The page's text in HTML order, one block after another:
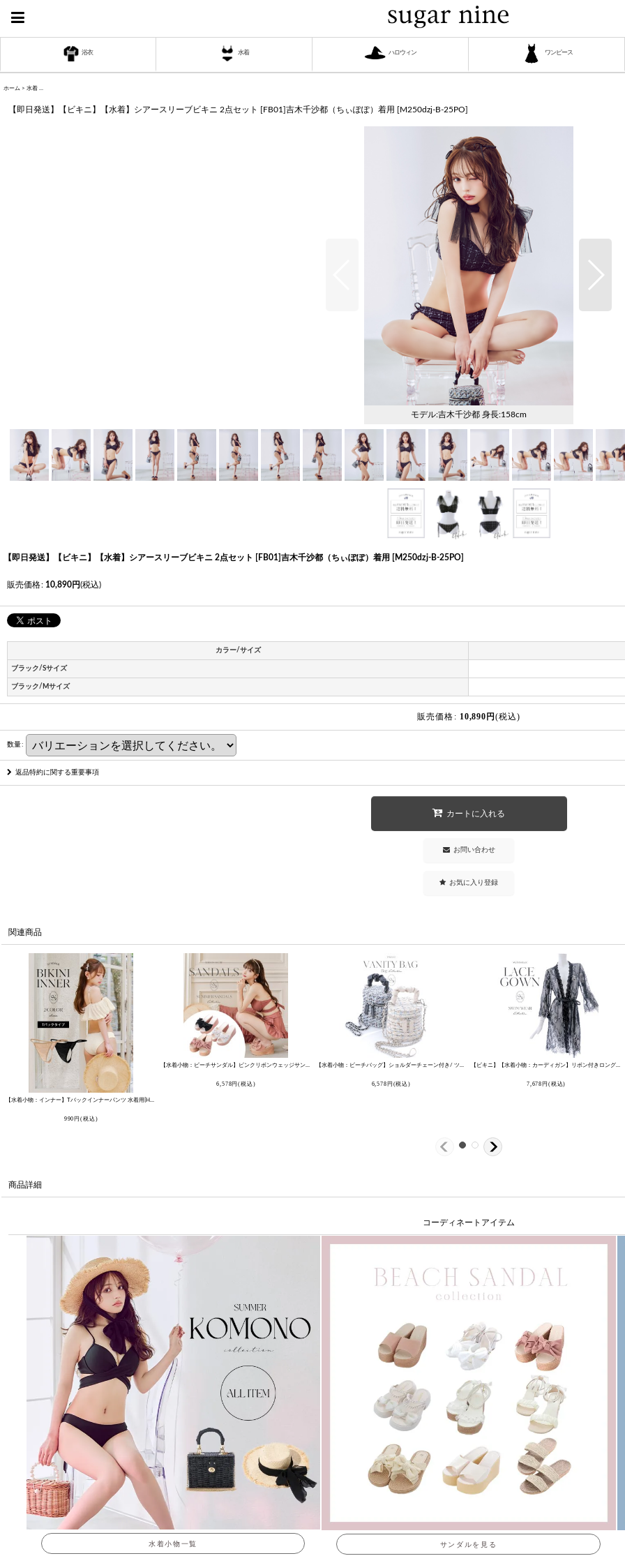
浴衣 水着 ハロウィン ワンピース
ホーム > 水着
【即日発送】【ビキニ】【水着】シアースリーブビキニ 2点セット [FB01]吉木千沙都（ちぃぽぽ）着用 [M250dzj-B-25PO]
【即日発送】【ビキニ】【水着】シアースリーブビキニ 2点セット [FB01]吉木千沙都（ちぃぽぽ）着用 [ M250dzj-B-25PO]
販売価格: 10,890円(税込)
カラー/サイズ
ブラック/Sサイズ
ブラック/Mサイズ
販売価格 : 10,890円(税込)
数量:
返品特約に関する重要事項
カートに入れる
お問い合わせ
お気に入り登録
関連商品
990 円(税込)
[MG-SN003]
6,578円(税込)
[B1022-2406]
6,578 円 (税込)
【ビキニ】【水着小物：カーディガン】リボン付きロングスリーブレースカーディガン[HC03-U]
7,678 円 (税込)
商品詳細
コーディネートアイテム
水着小物一覧 サンダルを見る